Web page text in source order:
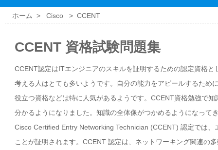
ホーム > Cisco > CCENT
CCENT 資格試験問題集
CCENT認定はITエンジニアのスキルを証明するための認定資格
考える人はとても多いようです。自分の能力をアピールするた
役立つ資格などは特に人気があるようです。CCENT資格勉強で
分かるようになりました。知識の全体像がつかめるようになって
Cisco Certified Entry Networking Technician (CCENT) 認定では
ことが証明されます。CCENT 認定は、ネットワーキング関連の